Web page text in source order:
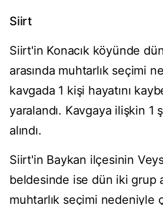
Siirt
Siirt'in Konacık köyünde
arasında muhtarlık seçimi
kavgada 1 kişi hayatını
yaralandı. Kavgaya ilişkin 1
alındı.
Siirt'in Baykan ilçesinin
beldesinde ise dün iki grup
muhtarlık seçimi nedeniyle